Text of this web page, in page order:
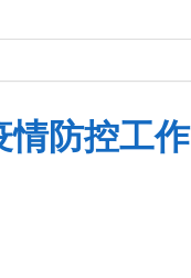
情防控工作